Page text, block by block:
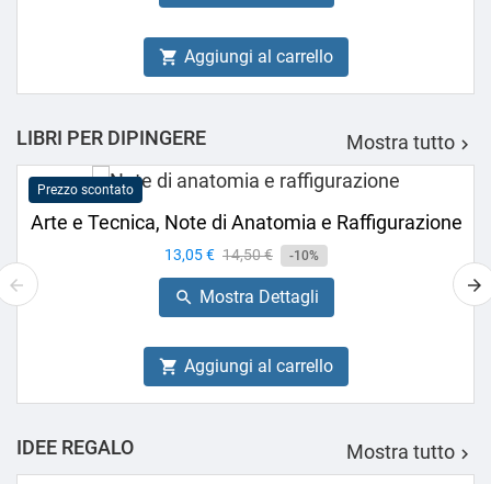
 Aggiungi al carrello
LIBRI PER DIPINGERE Mostra tutto 
Prezzo scontato
Arte e Tecnica, Note di Anatomia e Raffigurazione
Prezzo
13,05 € Prezzo
base
14,50 € -10%
 Mostra Dettagli
 Aggiungi al carrello
IDEE REGALO Mostra tutto 